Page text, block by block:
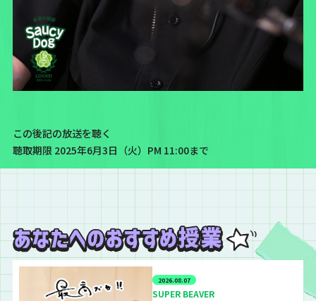
この後記の放送を聴く
聴取期限 2025年6月3日（火）PM 11:00まで
2026.08.07
SUPER BEAVER